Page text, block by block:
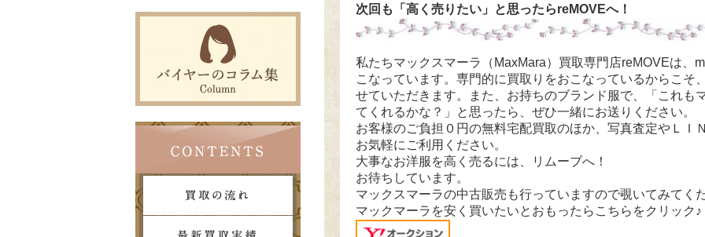
次回も「高く売りたい」と思ったらreMOVEへ！
私たちマックスマーラ（MaxMara）買取専門店reMOVEは、
こなっています。専門的に買取りをおこなっているからこそ
せていただきます。また、お持ちのブランド服で、「これも
てくれるかな？」と思ったら、ぜひ一緒にお送りください。
お客様のご負担０円の無料宅配買取のほか、写真査定やＬＩ
お気軽にご利用ください。
大事なお洋服を高く売るには、リムーブへ！
お待ちしています。
マックスマーラの中古販売も行っていますので覗いてみてくだ
マックマーラを安く買いたいとおもったらこちらをクリック♪